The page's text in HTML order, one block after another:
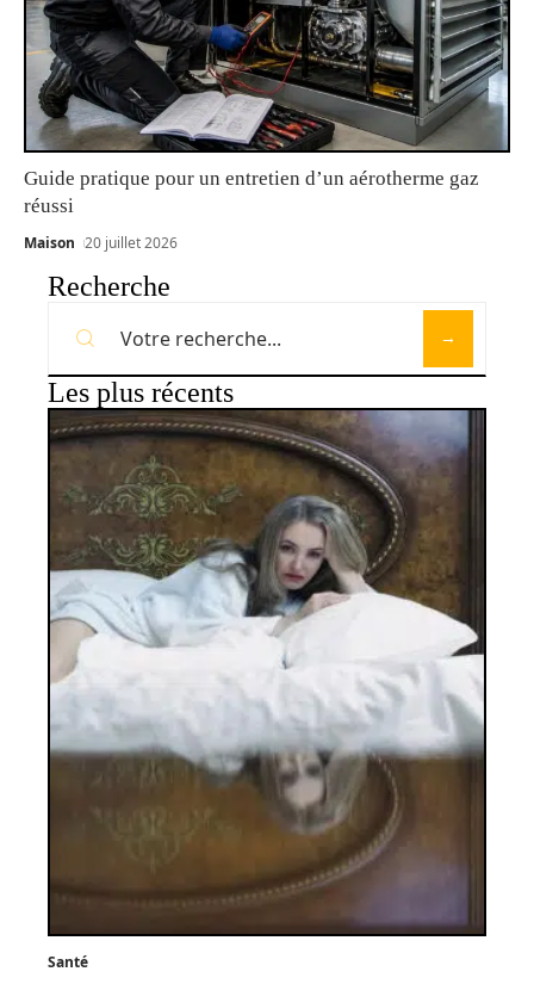
Guide pratique pour un entretien d’un aérotherme gaz
réussi
Maison 20 juillet 2026
Recherche
Les plus récents
Santé